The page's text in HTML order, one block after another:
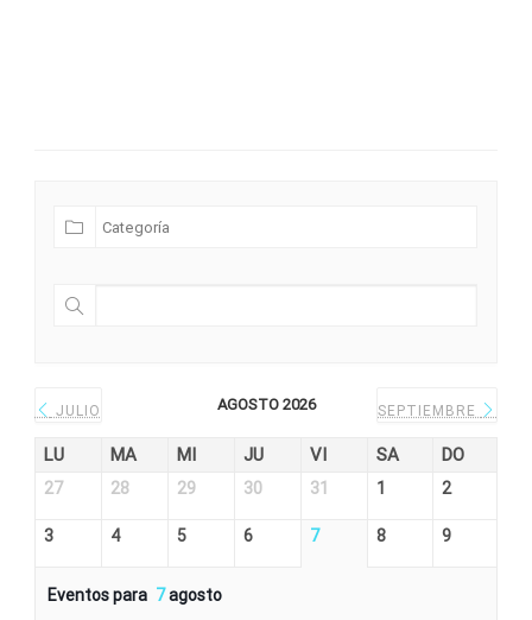
JULIO AGOSTO 2026 SEPTIEMBRE
LU MA MI JU VI SA DO
27 28 29 30 31 1 2
3 4 5 6 7 8 9
Eventos para 7agosto